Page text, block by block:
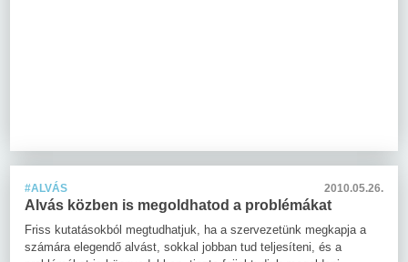
#ALVÁS 2010.05.26.
Alvás közben is megoldhatod a problémákat
Friss kutatásokból megtudhatjuk, ha a szervezetünk megkapja a
számára elegendő alvást, sokkal jobban tud teljesíteni, és a